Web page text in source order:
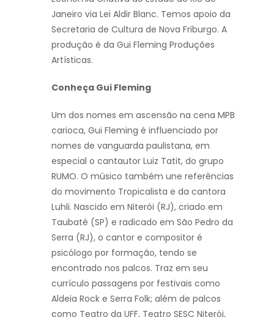
Janeiro via Lei Aldir Blanc. Temos apoio da
Secretaria de Cultura de Nova Friburgo. A
produção é da Gui Fleming Produções
Artísticas.
Conheça Gui Fleming
Um dos nomes em ascensão na cena MPB
carioca, Gui Fleming é influenciado por
nomes de vanguarda paulistana, em
especial o cantautor Luiz Tatit, do grupo
RUMO. O músico também une referências
do movimento Tropicalista e da cantora
Luhli. Nascido em Niterói (RJ), criado em
Taubaté (SP) e radicado em São Pedro da
Serra (RJ), o cantor e compositor é
psicólogo por formação, tendo se
encontrado nos palcos. Traz em seu
currículo passagens por festivais como
Aldeia Rock e Serra Folk; além de palcos
como Teatro da UFF, Teatro SESC Niterói,